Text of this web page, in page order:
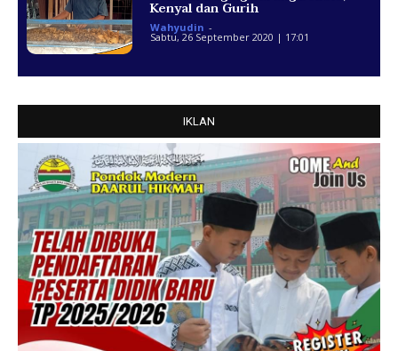
Kenyal dan Gurih
Wahyudin -
Sabtu, 26 September 2020 | 17:01
IKLAN